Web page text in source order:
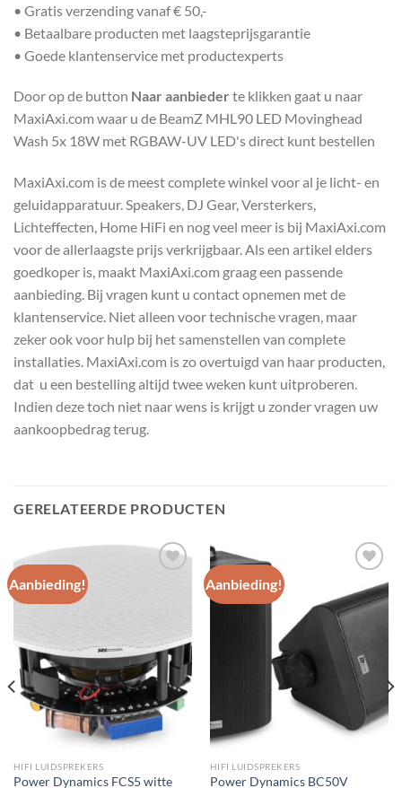
• Gratis verzending vanaf € 50,-
• Betaalbare producten met laagsteprijsgarantie
• Goede klantenservice met productexperts
Door op de button Naar aanbieder te klikken gaat u naar
MaxiAxi.com waar u de BeamZ MHL90 LED Movinghead
Wash 5x 18W met RGBAW-UV LED's direct kunt bestellen
MaxiAxi.com is de meest complete winkel voor al je licht- en
geluidapparatuur. Speakers, DJ Gear, Versterkers,
Lichteffecten, Home HiFi en nog veel meer is bij MaxiAxi.com
voor de allerlaagste prijs verkrijgbaar. Als een artikel elders
goedkoper is, maakt MaxiAxi.com graag een passende
aanbieding. Bij vragen kunt u contact opnemen met de
klantenservice. Niet alleen voor technische vragen, maar
zeker ook voor hulp bij het samenstellen van complete
installaties. MaxiAxi.com is zo overtuigd van haar producten,
dat u een bestelling altijd twee weken kunt uitproberen.
Indien deze toch niet naar wens is krijgt u zonder vragen uw
aankoopbedrag terug.
GERELATEERDE PRODUCTEN
Aanbieding!
Toevoegen
aan
wenslijst
HIFI LUIDSPREKERS
Power Dynamics FCS5 witte
Aanbieding!
Toevoegen
aan
wenslijst
HIFI LUIDSPREKERS
Power Dynamics BC50V